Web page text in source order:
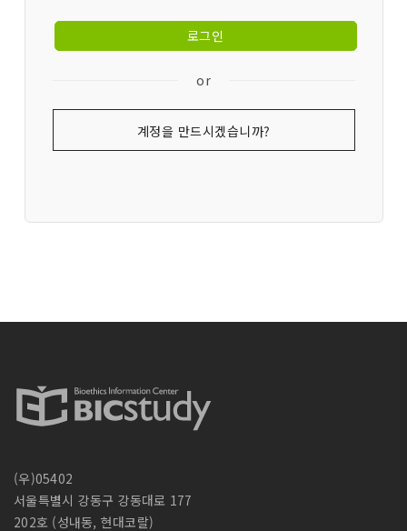
or
계정을 만드시겠습니까?
(우)05402
서울특별시 강동구 강동대로 177
202호 (성내동, 현대코랄)